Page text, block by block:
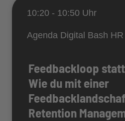
10:20 - 10:50 Uhr
Agenda Digital Bash HR
Feedbackloop
Wie du mit einer
Retention